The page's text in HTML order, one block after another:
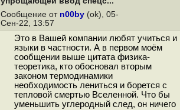
Сообщение от n00by (ok), 05-
Сен-22, 13:57
Это в Вашей компании любят учиться и
языки в частности. А в первом моём
сообщении выше цитата физика-
теоретика, кто обосновал вторым
законом термодинамики
необходимость лениться и борется с
тепловой смертью Вселенной. Что бы
уменьшить углеродный след, он ничего